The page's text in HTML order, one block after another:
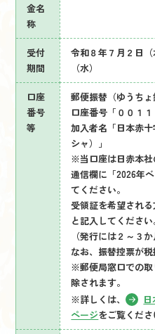
金名
称
受付
期間
令和８年７月２日
（水）
口座
番号
等
郵便振替（ゆうちょ
口座番号「００１１
加入者名「日本赤
シャ）」
※当口座は日赤本社
通信欄に「2026年
てください。
受領証を希望され
と記入してください
（発行には２～３
なお、振替控票が税
※郵便局窓口での取
除されます。
※詳しくは、
ページをご覧くださ